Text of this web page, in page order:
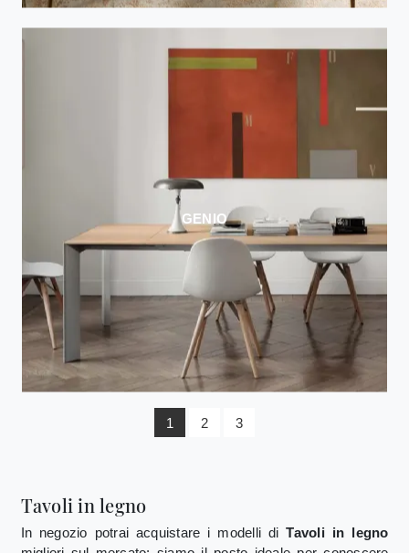
GENIO
1 2 3
Tavoli in legno
In negozio potrai acquistare i modelli diTavoli in legno